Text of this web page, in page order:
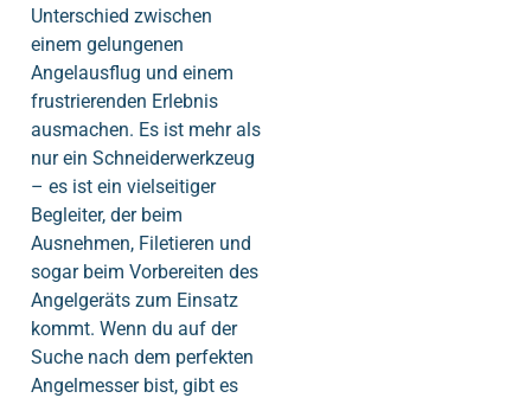
Unterschied zwischen
einem gelungenen
Angelausflug und einem
frustrierenden Erlebnis
ausmachen. Es ist mehr als
nur ein Schneiderwerkzeug
– es ist ein vielseitiger
Begleiter, der beim
Ausnehmen, Filetieren und
sogar beim Vorbereiten des
Angelgeräts zum Einsatz
kommt. Wenn du auf der
Suche nach dem perfekten
Angelmesser bist, gibt es